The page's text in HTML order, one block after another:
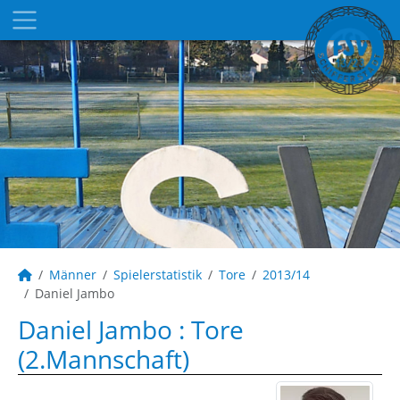
Männer Spielerstatistik Tore
2013/14
Daniel Jambo
Daniel Jambo : Tore
(2.Mannschaft)